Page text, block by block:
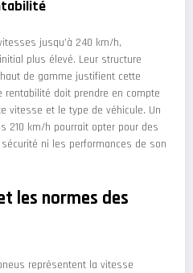
jusqu’à 240 km/h,
plus élevé. Leur structure
de gamme justifient cette
rentabilité doit prendre en compte
vitesse et le type de véhicule. Un
210 km/h pourrait opter pour des
ni les performances de son
les normes des
représentent la vitesse